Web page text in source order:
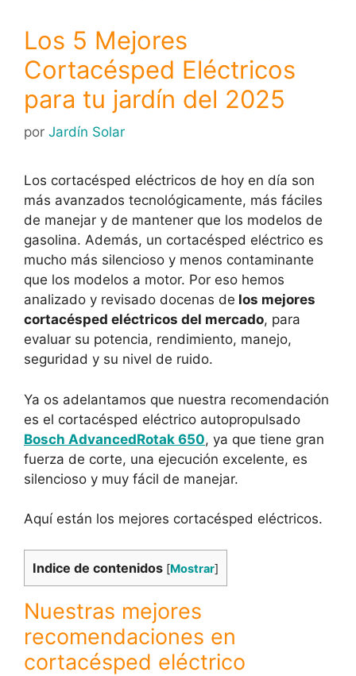
Los 5 Mejores
Cortacésped Eléctricos
para tu jardín del 2025
por Jardín Solar
Los cortacésped eléctricos de hoy en día son
más avanzados tecnológicamente, más fáciles
de manejar y de mantener que los modelos de
gasolina. Además, un cortacésped eléctrico es
mucho más silencioso y menos contaminante
que los modelos a motor. Por eso hemos
analizado y revisado docenas de los mejores
cortacésped eléctricos del mercado, para
evaluar su potencia, rendimiento, manejo,
seguridad y su nivel de ruido.
Ya os adelantamos que nuestra recomendación
es el cortacésped eléctrico autopropulsado
Bosch AdvancedRotak 650, ya que tiene gran
fuerza de corte, una ejecución excelente, es
silencioso y muy fácil de manejar.
Aquí están los mejores cortacésped eléctricos.
Indice de contenidos [Mostrar]
Nuestras mejores
recomendaciones en
cortacésped eléctrico